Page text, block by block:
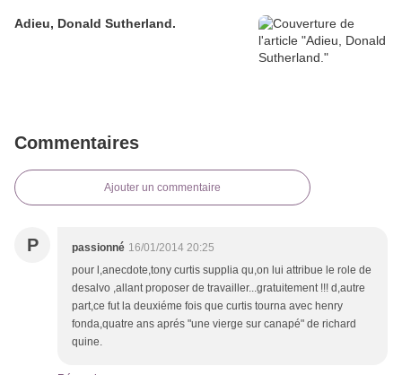
Adieu, Donald Sutherland.
Commentaires
Ajouter un commentaire
P passionné 16/01/2014 20:25
pour l,anecdote,tony curtis supplia qu,on lui attribue le role de
desalvo ,allant proposer de travailler...gratuitement !!! d,autre
part,ce fut la deuxiéme fois que curtis tourna avec henry
fonda,quatre ans aprés "une vierge sur canapé" de richard
quine.